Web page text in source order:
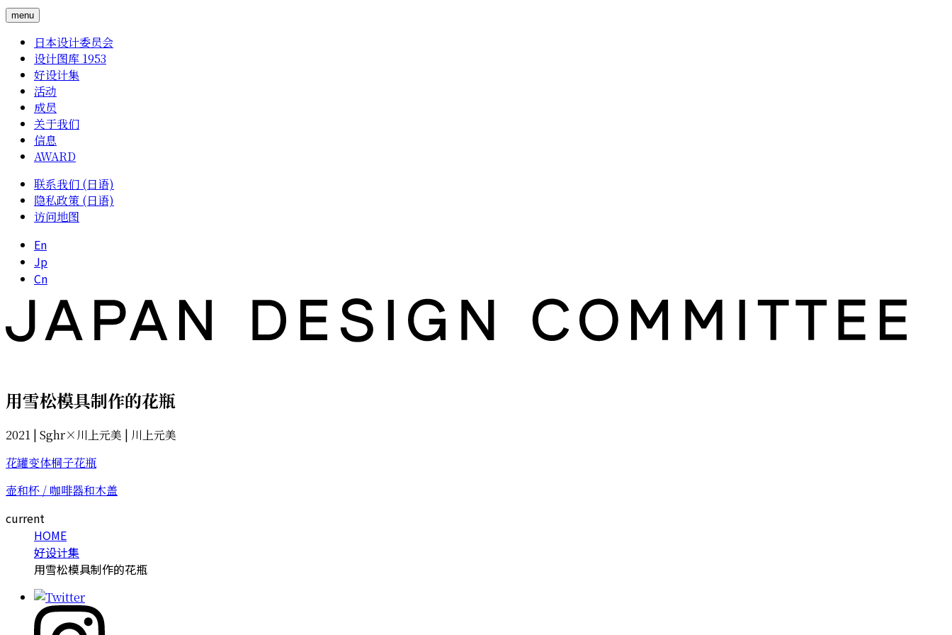
menu
日本设计委员会
设计图库 1953
好设计集
活动
成员
关于我们
信息
AWARD
联系我们 (日语)
隐私政策 (日语)
访问地图
En
Jp
Cn
用雪松模具制作的花瓶
2021 | Sghr×川上元美 | 川上元美
花罐变体桐子花瓶
壶和杯 / 咖啡器和木盖
current
HOME
好设计集
用雪松模具制作的花瓶